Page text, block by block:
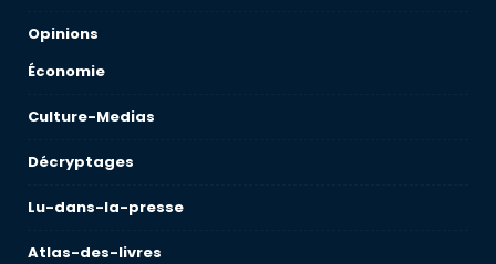
Opinions
Économie
Culture-Medias
Décryptages
Lu-dans-la-presse
Atlas-des-livres